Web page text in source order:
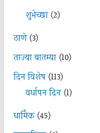
शुभेच्छा(2)
ठाणे(3)
ताज्या बातम्या(10)
दिन विशेष(113)
वर्धापन दिन(1)
धार्मिक(45)